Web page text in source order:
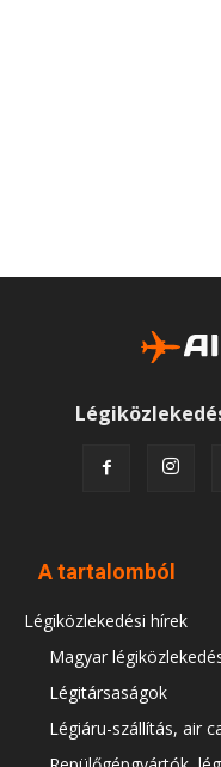
A tartalomból
Légiközlekedési hírek
Magyar
Légitársaságok
Légiáru-szállítás, air